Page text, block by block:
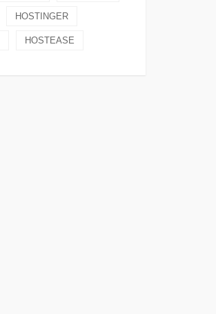
HOSTINGER
HOSTEASE